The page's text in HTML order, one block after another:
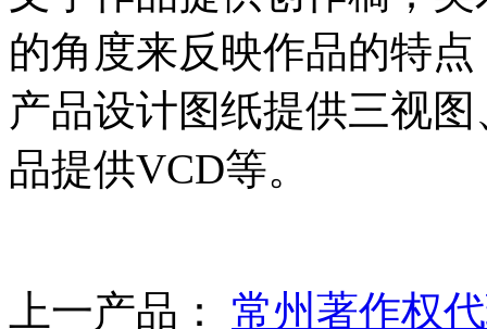
的角度来反映作品的特
产品设计图纸提供三视
品提供VCD等。
上一产品： 常州著作权